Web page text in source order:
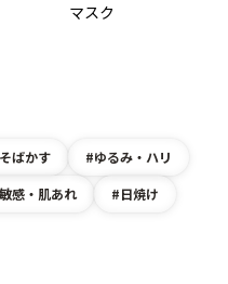
マスク
ばかす
ゆるみ・ハリ
敏感・肌あれ 日焼け